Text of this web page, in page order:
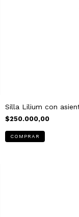
Silla Lilium con
$250.000,00